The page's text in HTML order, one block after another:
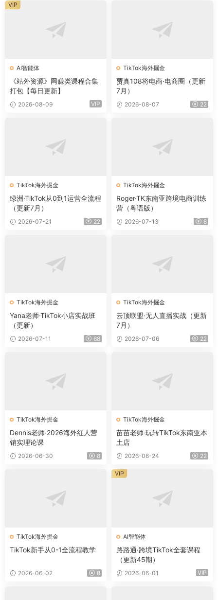
AI智能体
《站外资源》网赚类课程合集
打包【每日更新】
2026-08-09 VIP
VIP
TikTok海外掘金
贾真108将电商·电商圈（更新
7月）
2026-08-07 22
TikTok海外掘金
绿洲·TikTok从0到1运营全流程
（更新7月）
2026-07-21 22
TikTok海外掘金
Roger·TK东南亚跨境电商训练
营（粤语版）
2026-07-13 8
TikTok海外掘金
Yana老师·TikTok小店实战班
（更新）
2026-07-11 68
TikTok海外掘金
云顶联盟·无人直播实战（更新
7月）
2026-07-06 22
TikTok海外掘金
Dennis老师·2026海外红人营
销实理论课
2026-06-30 8
TikTok海外掘金
苗苗老师·玩转TikTok东南亚本
土店
2026-06-24 22
TikTok海外掘金
TikTok新手从0-1全流程教学
2026-06-02 8
AI智能体
路路通·跨境TikTok全套课程
（更新45期）
2026-06-01 VIP
VIP